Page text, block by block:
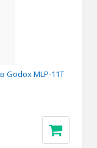
MLP-11T